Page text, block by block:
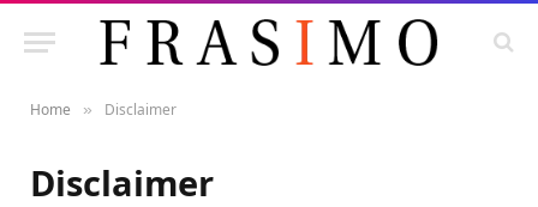
Home » Disclaimer
Disclaimer